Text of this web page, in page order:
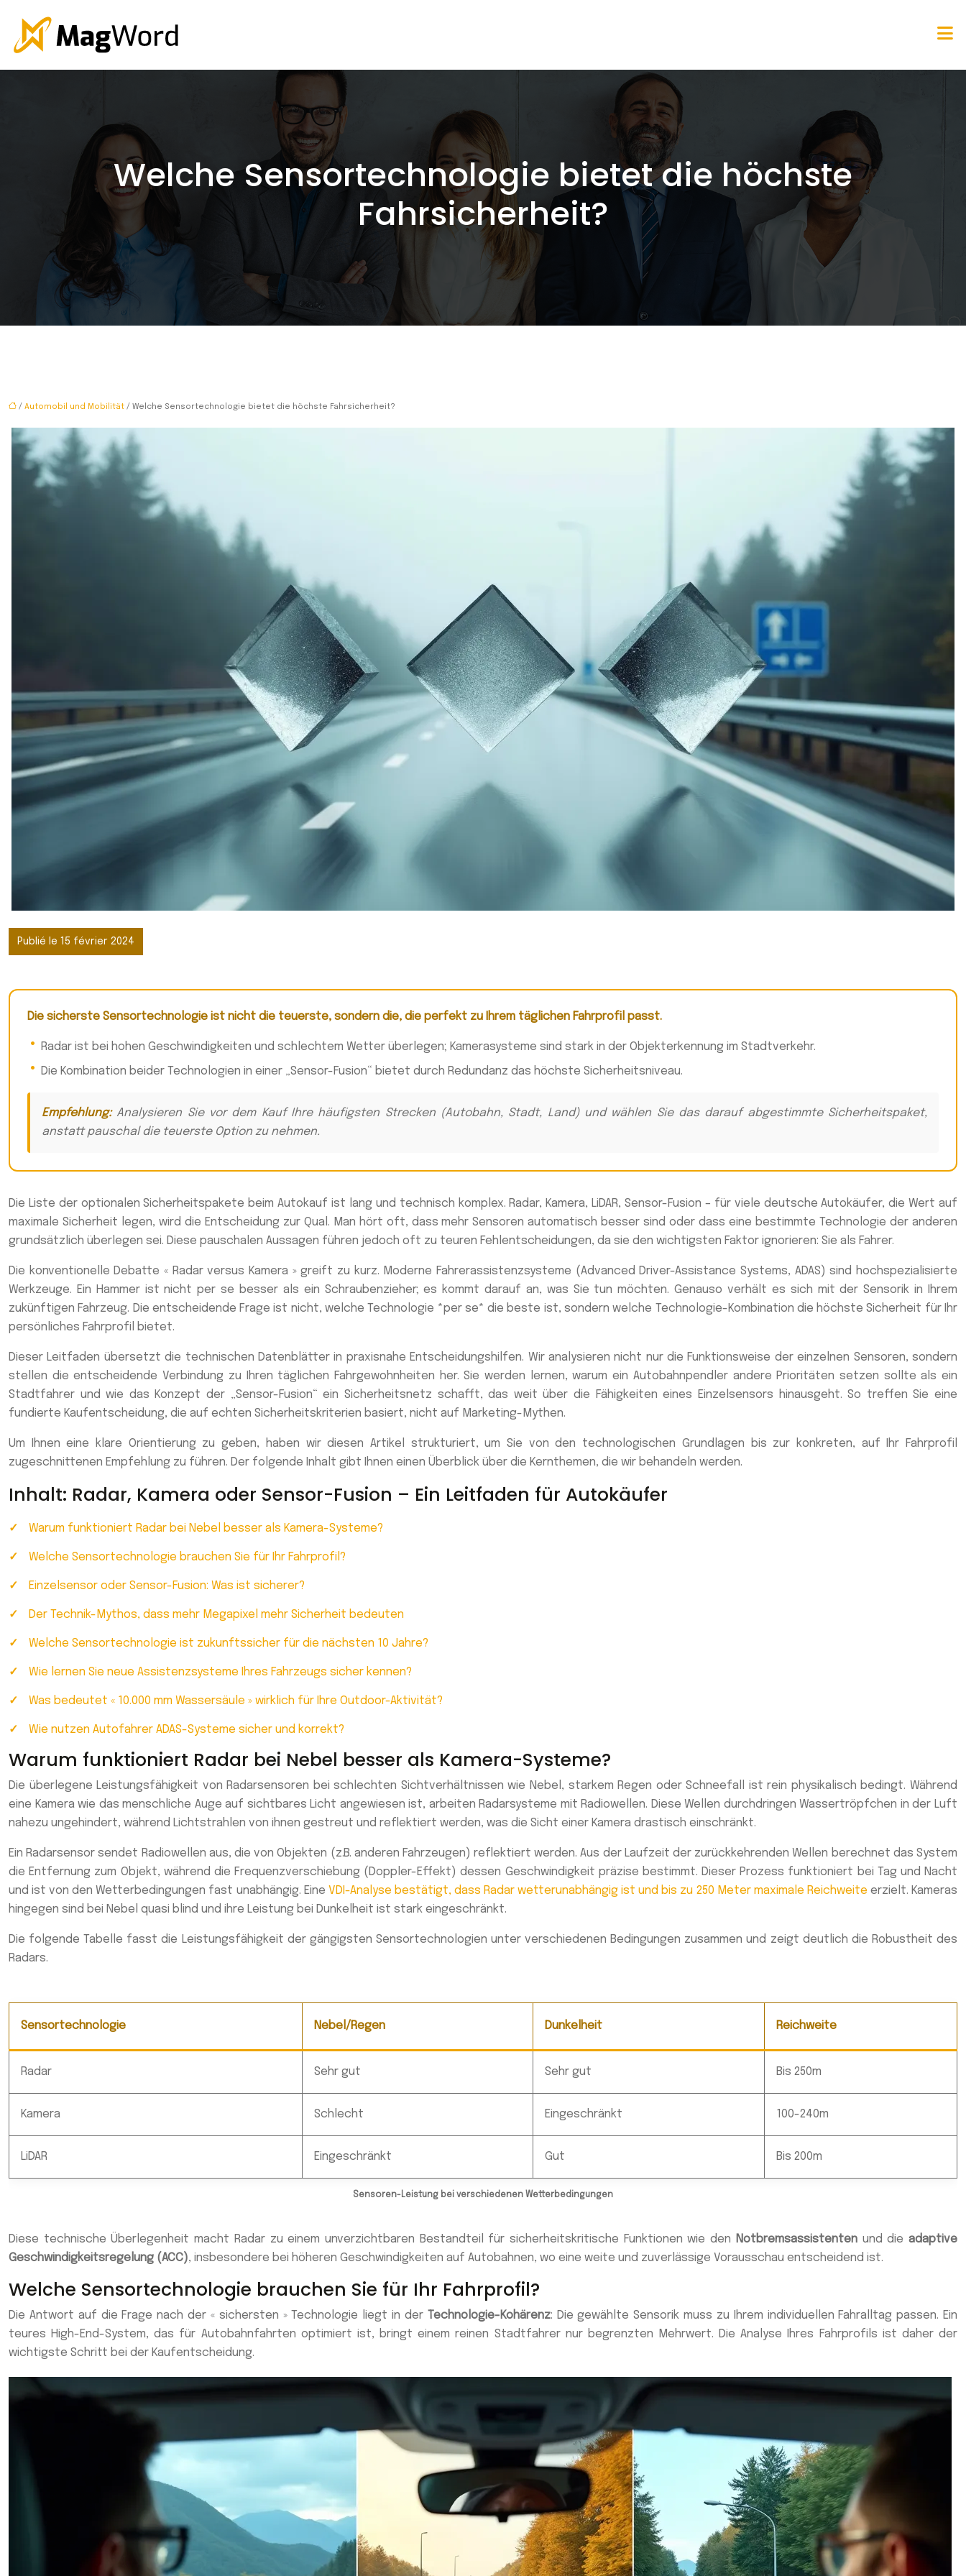
Welche Sensortechnologie bietet die höchste
Fahrsicherheit?
/ Automobil und Mobilität / Welche Sensortechnologie bietet die höchste Fahrsicherheit?
Publié le 15 février 2024
Die sicherste Sensortechnologie ist nicht die teuerste, sondern die, die perfekt zu Ihrem täglichen Fahrprofil passt.
Radar ist bei hohen Geschwindigkeiten und schlechtem Wetter überlegen; Kamerasysteme sind stark in der Objekterkennung im Stadtverkehr.
Die Kombination beider Technologien in einer „Sensor-Fusion“ bietet durch Redundanz das höchste Sicherheitsniveau.
Empfehlung:Analysieren Sie vor dem Kauf Ihre häufigsten Strecken (Autobahn, Stadt, Land) und wählen Sie das darauf abgestimmte Sicherheitspaket,
anstatt pauschal die teuerste Option zu nehmen.
Die Liste der optionalen Sicherheitspakete beim Autokauf ist lang und technisch komplex. Radar, Kamera, LiDAR, Sensor-Fusion – für viele deutsche Autokäufer, die Wert auf
maximale Sicherheit legen, wird die Entscheidung zur Qual. Man hört oft, dass mehr Sensoren automatisch besser sind oder dass eine bestimmte Technologie der anderen
grundsätzlich überlegen sei. Diese pauschalen Aussagen führen jedoch oft zu teuren Fehlentscheidungen, da sie den wichtigsten Faktor ignorieren: Sie als Fahrer.
Die konventionelle Debatte « Radar versus Kamera » greift zu kurz. Moderne Fahrerassistenzsysteme (Advanced Driver-Assistance Systems, ADAS) sind hochspezialisierte
Werkzeuge. Ein Hammer ist nicht per se besser als ein Schraubenzieher; es kommt darauf an, was Sie tun möchten. Genauso verhält es sich mit der Sensorik in Ihrem
zukünftigen Fahrzeug. Die entscheidende Frage ist nicht, welche Technologie *per se* die beste ist, sondern welche Technologie-Kombination die höchste Sicherheit für Ihr
persönliches Fahrprofil bietet.
Dieser Leitfaden übersetzt die technischen Datenblätter in praxisnahe Entscheidungshilfen. Wir analysieren nicht nur die Funktionsweise der einzelnen Sensoren, sondern
stellen die entscheidende Verbindung zu Ihren täglichen Fahrgewohnheiten her. Sie werden lernen, warum ein Autobahnpendler andere Prioritäten setzen sollte als ein
Stadtfahrer und wie das Konzept der „Sensor-Fusion“ ein Sicherheitsnetz schafft, das weit über die Fähigkeiten eines Einzelsensors hinausgeht. So treffen Sie eine
fundierte Kaufentscheidung, die auf echten Sicherheitskriterien basiert, nicht auf Marketing-Mythen.
Um Ihnen eine klare Orientierung zu geben, haben wir diesen Artikel strukturiert, um Sie von den technologischen Grundlagen bis zur konkreten, auf Ihr Fahrprofil
zugeschnittenen Empfehlung zu führen. Der folgende Inhalt gibt Ihnen einen Überblick über die Kernthemen, die wir behandeln werden.
Inhalt: Radar, Kamera oder Sensor-Fusion – Ein Leitfaden für Autokäufer
Warum funktioniert Radar bei Nebel besser als Kamera-Systeme?
Welche Sensortechnologie brauchen Sie für Ihr Fahrprofil?
Einzelsensor oder Sensor-Fusion: Was ist sicherer?
Der Technik-Mythos, dass mehr Megapixel mehr Sicherheit bedeuten
Welche Sensortechnologie ist zukunftssicher für die nächsten 10 Jahre?
Wie lernen Sie neue Assistenzsysteme Ihres Fahrzeugs sicher kennen?
Was bedeutet « 10.000 mm Wassersäule » wirklich für Ihre Outdoor-Aktivität?
Wie nutzen Autofahrer ADAS-Systeme sicher und korrekt?
Warum funktioniert Radar bei Nebel besser als Kamera-Systeme?
Die überlegene Leistungsfähigkeit von Radarsensoren bei schlechten Sichtverhältnissen wie Nebel, starkem Regen oder Schneefall ist rein physikalisch bedingt. Während
eine Kamera wie das menschliche Auge auf sichtbares Licht angewiesen ist, arbeiten Radarsysteme mit Radiowellen. Diese Wellen durchdringen Wassertröpfchen in der Luft
nahezu ungehindert, während Lichtstrahlen von ihnen gestreut und reflektiert werden, was die Sicht einer Kamera drastisch einschränkt.
Ein Radarsensor sendet Radiowellen aus, die von Objekten (z.B. anderen Fahrzeugen) reflektiert werden. Aus der Laufzeit der zurückkehrenden Wellen berechnet das System
die Entfernung zum Objekt, während die Frequenzverschiebung (Doppler-Effekt) dessen Geschwindigkeit präzise bestimmt. Dieser Prozess funktioniert bei Tag und Nacht
und ist von den Wetterbedingungen fast unabhängig. Eine VDI-Analyse bestätigt, dass Radar wetterunabhängig ist und bis zu 250 Meter maximale Reichweite erzielt. Kameras
hingegen sind bei Nebel quasi blind und ihre Leistung bei Dunkelheit ist stark eingeschränkt.
Die folgende Tabelle fasst die Leistungsfähigkeit der gängigsten Sensortechnologien unter verschiedenen Bedingungen zusammen und zeigt deutlich die Robustheit des
Radars.
Sensoren-Leistung bei verschiedenen Wetterbedingungen
Sensortechnologie Nebel/Regen Dunkelheit Reichweite
Radar Sehr gut Sehr gut Bis 250m
Kamera Schlecht Eingeschränkt 100-240m
LiDAR Eingeschränkt Gut Bis 200m
Diese technische Überlegenheit macht Radar zu einem unverzichtbaren Bestandteil für sicherheitskritische Funktionen wie den Notbremsassistentenund dieadaptive
Geschwindigkeitsregelung (ACC), insbesondere bei höheren Geschwindigkeiten auf Autobahnen, wo eine weite und zuverlässige Vorausschau entscheidend ist.
Welche Sensortechnologie brauchen Sie für Ihr Fahrprofil?
Die Antwort auf die Frage nach der « sichersten » Technologie liegt in der Technologie-Kohärenz: Die gewählte Sensorik muss zu Ihrem individuellen Fahralltag passen. Ein
teures High-End-System, das für Autobahnfahrten optimiert ist, bringt einem reinen Stadtfahrer nur begrenzten Mehrwert. Die Analyse Ihres Fahrprofils ist daher der
wichtigste Schritt bei der Kaufentscheidung.